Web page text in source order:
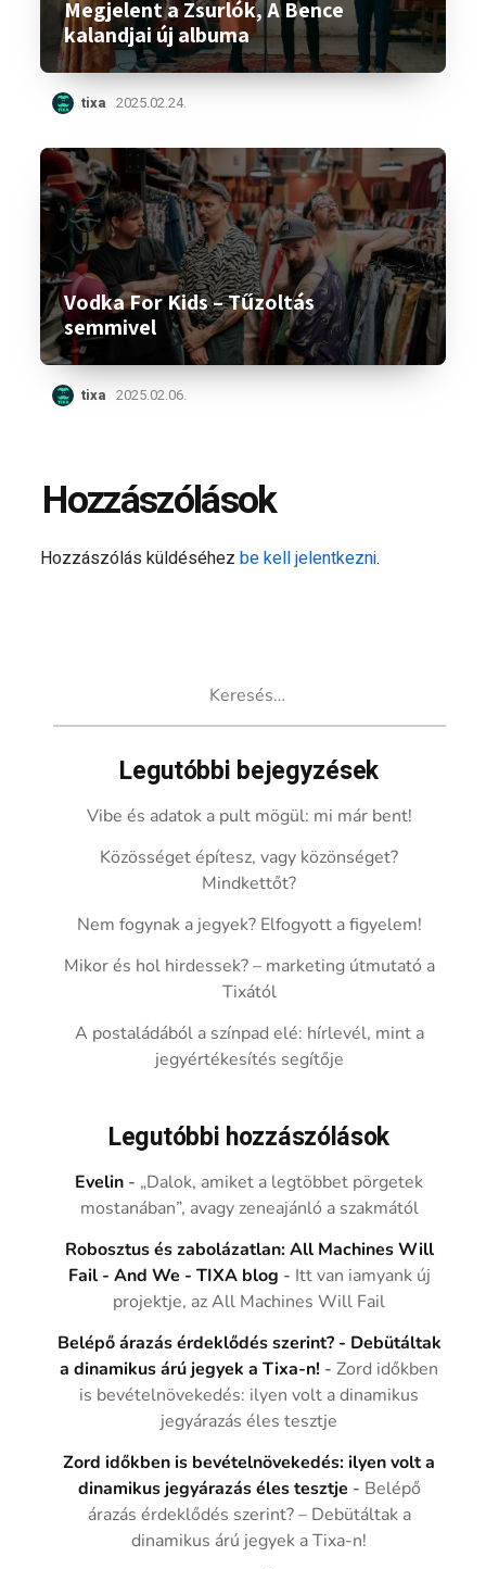
Megjelent a Zsurlók, A Bence
kalandjai új albuma
tixa 2025.02.24.
Vodka For Kids – Tűzoltás
semmivel
tixa 2025.02.06.
Hozzászólások
Hozzászólás küldéséhezbe kell jelentkezni.
Legutóbbi bejegyzések
Vibe és adatok a pult mögül: mi már bent!
Közösséget építesz, vagy közönséget?
Mindkettőt?
Nem fogynak a jegyek? Elfogyott a figyelem!
Mikor és hol hirdessek? – marketing útmutató a
Tixától
A postaládából a színpad elé: hírlevél, mint a
jegyértékesítés segítője
Legutóbbi hozzászólások
Evelin - „Dalok, amiket a legtöbbet pörgetek
mostanában”, avagy zeneajánló a szakmától
Robosztus és zabolázatlan: All Machines Will
Fail - And We - TIXA blog - Itt van iamyank új
projektje, az All Machines Will Fail
Belépő árazás érdeklődés szerint? - Debütáltak
a dinamikus árú jegyek a Tixa-n! -Zord időkben
is bevételnövekedés: ilyen volt a dinamikus
jegyárazás éles tesztje
Zord időkben is bevételnövekedés: ilyen volt a
dinamikus jegyárazás éles tesztje - Belépő
árazás érdeklődés szerint? – Debütáltak a
dinamikus árú jegyek a Tixa-n!